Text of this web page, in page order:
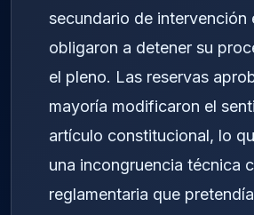
secundario de intervención
obligaron a detener su
el pleno. Las reservas
mayoría modificaron el
artículo constitucional, lo
una incongruencia técnica
reglamentaria que